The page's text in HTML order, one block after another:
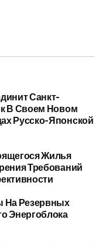
Санкт-
В Своем Новом
Русско-Японской
Жилья
Требований
На Резервных
Энергоблока